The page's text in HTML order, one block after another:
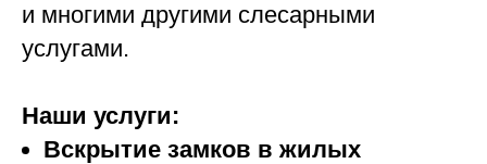
и многими другими слесарными
услугами.
Наши услуги:
Вскрытие замков в жилых